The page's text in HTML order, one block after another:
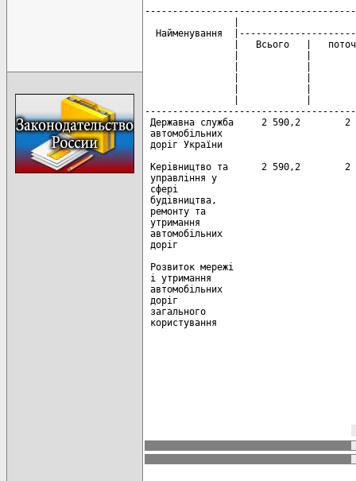
Найменування
|   Всього   |
Державна служба     2 590,2
автомобільних
доріг України
Керівництво та      2
управління у
сфері
будівництва,
ремонту та
утримання
автомобільних
доріг
Розвиток мережі
і утримання
автомобільних
доріг
загального
користування